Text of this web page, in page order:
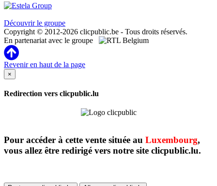
Découvrir le groupe
Copyright © 2012-2026 clicpublic.be - Tous droits réservés.
En partenariat avec le groupe
Revenir en haut de la page
×
Redirection vers clicpublic.lu
Pour accéder à cette vente située au Luxembourg,
vous allez être redirigé vers notre site clicpublic.lu.